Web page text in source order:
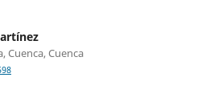
Cuenca, Cuenca